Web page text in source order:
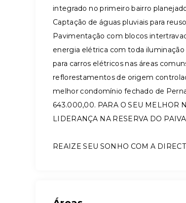
integrado no primeiro bairro
Captação de águas pluviais para
Pavimentação com blocos
energia elétrica com toda iluminação
para carros elétricos nas áreas
reflorestamentos de origem
melhor condomínio fechado de
643.000,00. PARA O SEU MELHOR
LIDERANÇA NA RESERVA DO
REAIZE SEU SONHO COM A